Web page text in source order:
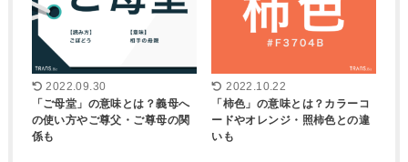
2022.09.30
「ご母堂」の意味とは？義母へ
の使い方やご尊父・ご尊母の関
係も
2022.10.22
「柿色」の意味とは？カラーコ
ードやオレンジ・照柿色との違
いも